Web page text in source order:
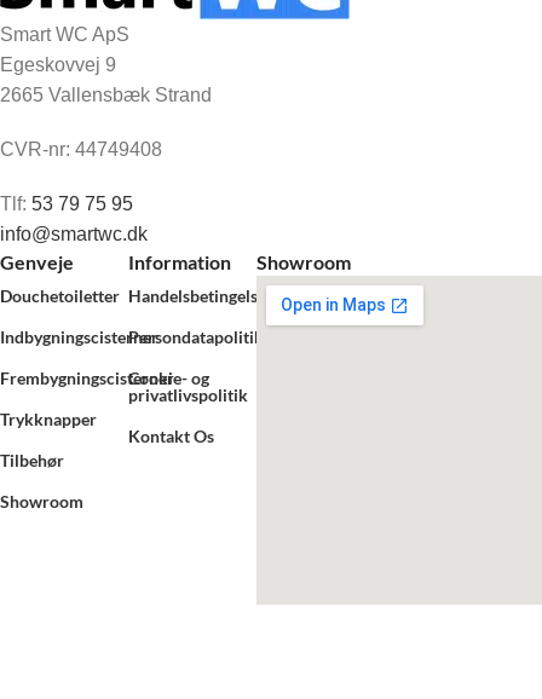
Smart WC ApS
Egeskovvej 9
2665 Vallensbæk Strand
CVR-nr: 44749408
Tlf: 53 79 75 95
info@smartwc.dk
Genveje
Douchetoiletter
Indbygningscisterner
Frembygningscisterner
Trykknapper
Tilbehør
Showroom
Information
Handelsbetingelser
Persondatapolitik
Cookie- og
privatlivspolitik
Kontakt Os
Showroom